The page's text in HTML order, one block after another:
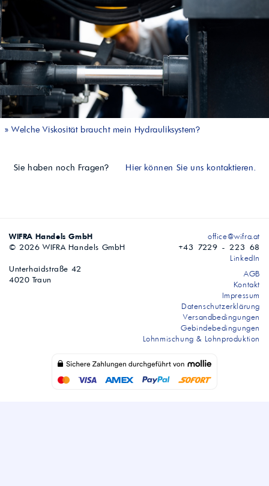
» Welche Viskosität braucht mein Hydrauliksystem?
Sie haben noch Fragen? Hier können Sie uns kontaktieren.
WIFRA Handels GmbH
© 2026 WIFRA Handels GmbH
Unterhaidstraße 42
4020 Traun
office@wifra.at
+43 7229 - 223 68
LinkedIn
AGB
Kontakt
Impressum
Datenschutzerklärung
Versandbedingungen
Gebindebedingungen
Lohnmischung & Lohnproduktion